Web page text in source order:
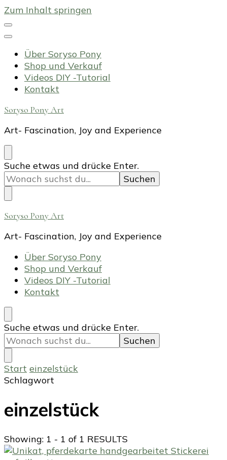
Zum Inhalt springen
Über Soryso Pony
Shop und Verkauf
Videos DIY -Tutorial
Kontakt
Soryso Pony Art
Art- Fascination, Joy and Experience
Suchst
du
nach
etwas?
Suche etwas und drücke Enter.
Soryso Pony Art
Art- Fascination, Joy and Experience
Über Soryso Pony
Shop und Verkauf
Videos DIY -Tutorial
Kontakt
Suchst
du
nach
etwas?
Suche etwas und drücke Enter.
Start einzelstück
Schlagwort
einzelstück
Showing: 1 - 1 of 1 RESULTS